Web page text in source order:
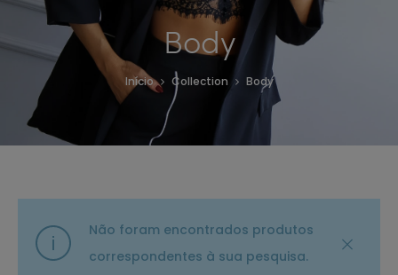
Body
Início Collection Body
Não foram encontrados produtos
correspondentes à sua pesquisa.